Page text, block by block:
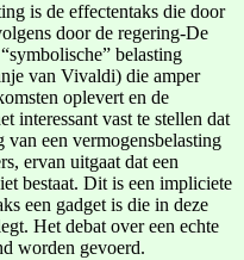
is de effectentaks die door
door de regering-De
belasting
van Vivaldi) die amper
oplevert en de
interessant vast te stellen dat
een vermogensbelasting
ervan uitgaat dat een
bestaat. Dit is een impliciete
een gadget is die in deze
Het debat over een echte
worden gevoerd.